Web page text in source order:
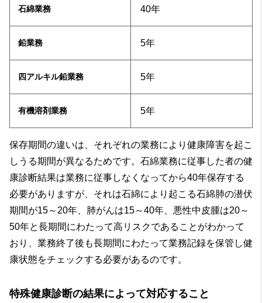
石綿業務 40年
鉛業務 5年
四アルキル鉛業務 5年
有機溶剤業務 5年
保存期間の違いは、それぞれの業務により健康障害を起こ
しうる期間が異なるためです。石綿業務に従事した者の健
康診断結果は業務に従事しなくなってから40年保存する
必要がありますが、それは石綿により起こる石綿肺の潜伏
期間が15～20年、肺がんは15～40年、悪性中皮腫は20～
50年と長期間にわたって高リスクであることがわかって
おり、業務終了後も長期間にわたって業務記録を保管し健
康状態をチェックする必要があるのです。
特殊健康診断の結果によって対応すること